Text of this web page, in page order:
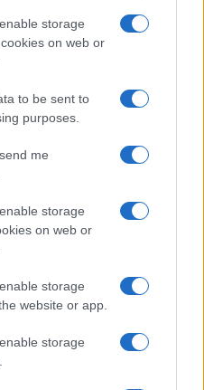
storage
on web or
to be sent to
purposes.
me
storage
on web or
storage
website or app.
storage
Ιράν και διπλωματικός
Ορμούζ